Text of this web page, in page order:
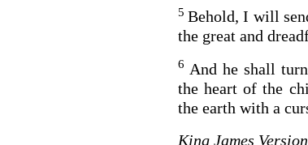
5Behold, I will
the great and
6 And he shall
the heart of the
the earth with a
King James Version